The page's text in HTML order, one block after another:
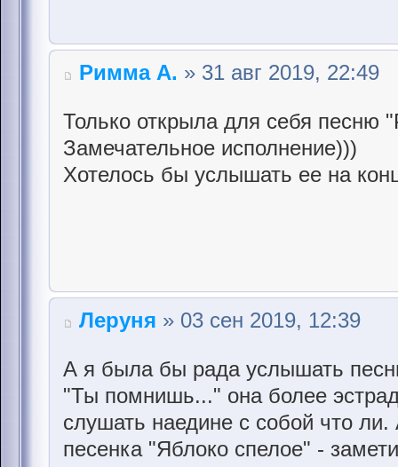
Римма А. » 31 авг 2019, 22:49
Только открыла для себя песню
Замечательное исполнение)))
Хотелось бы услышать ее на
Леруня » 03 сен 2019, 12:39
А я была бы рада услышать
"Ты помнишь..." она более
слушать наедине с собой что
песенка "Яблоко спелое" -